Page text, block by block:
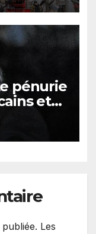
pénurie
et
Les